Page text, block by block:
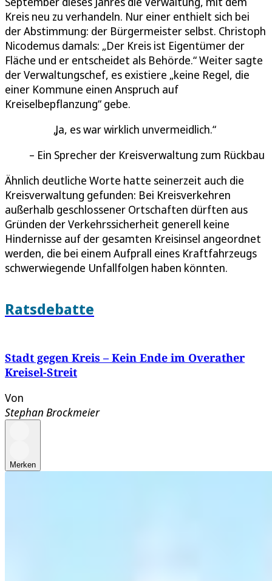
Kreis neu zu verhandeln. Nur einer enthielt sich bei
der Abstimmung: der Bürgermeister selbst. Christoph
Nicodemus damals: „Der Kreis ist Eigentümer der
Fläche und er entscheidet als Behörde.“ Weiter sagte
der Verwaltungschef, es existiere „keine Regel, die
einer Kommune einen Anspruch auf
Kreiselbepflanzung“ gebe.
Ja, es war wirklich unvermeidlich.
Ein Sprecher der Kreisverwaltung zum Rückbau
Ähnlich deutliche Worte hatte seinerzeit auch die
Kreisverwaltung gefunden: Bei Kreisverkehren
außerhalb geschlossener Ortschaften dürften aus
Gründen der Verkehrssicherheit generell keine
Hindernisse auf der gesamten Kreisinsel angeordnet
werden, die bei einem Aufprall eines Kraftfahrzeugs
schwerwiegende Unfallfolgen haben könnten.
Ratsdebatte
Stadt gegen Kreis – Kein Ende im Overather
Kreisel-Streit
Von
Stephan Brockmeier
Merken